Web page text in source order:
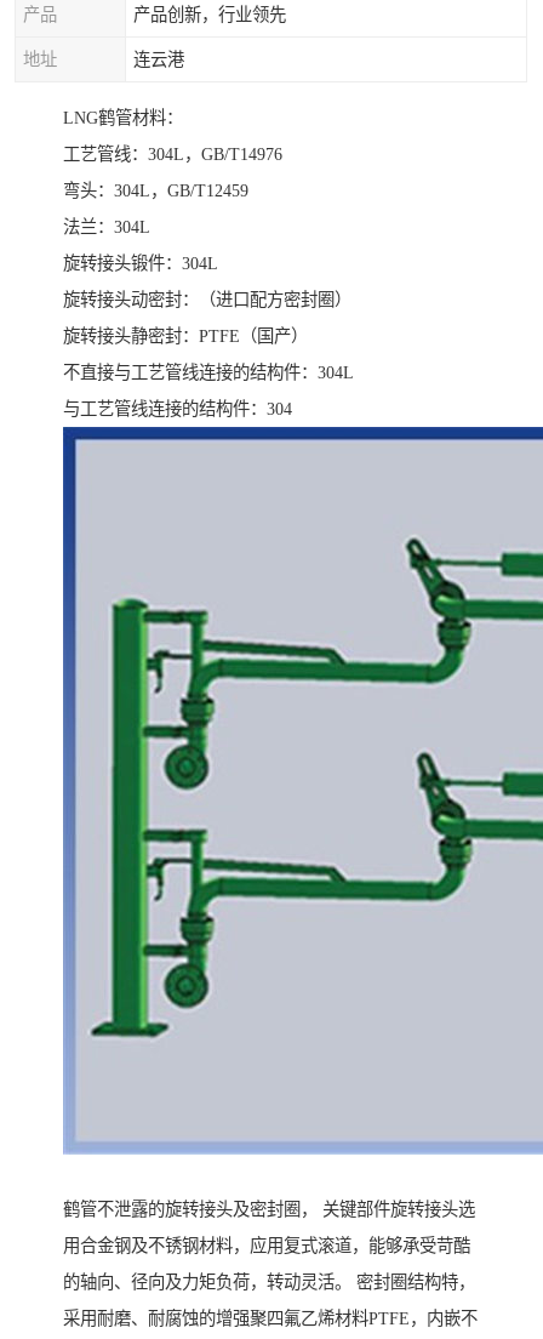
产品 产品创新，行业领先
地址 连云港
LNG鹤管材料：
工艺管线：304L，GB/T14976
弯头：304L，GB/T12459
法兰：304L
旋转接头锻件：304L
旋转接头动密封：（进口配方密封圈）
旋转接头静密封：PTFE（国产）
不直接与工艺管线连接的结构件：304L
与工艺管线连接的结构件：304
鹤管不泄露的旋转接头及密封圈， 关键部件旋转接头选
用合金钢及不锈钢材料，应用复式滚道，能够承受苛酷
的轴向、径向及力矩负荷，转动灵活。 密封圈结构特，
采用耐磨、耐腐蚀的增强聚四氟乙烯材料PTFE，内嵌不